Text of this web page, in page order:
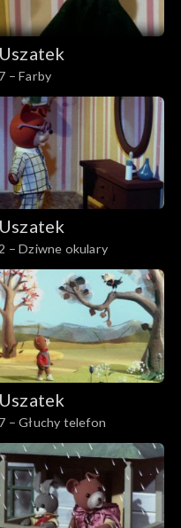
– Farby
– Dziwne okulary
– Głuchy telefon